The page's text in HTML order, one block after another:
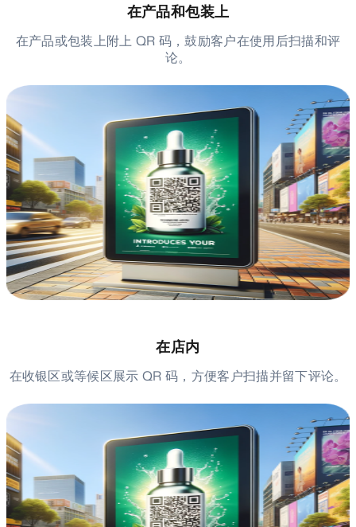
在产品和包装上
在产品或包装上附上 QR 码，鼓励客户在使用后扫描和评
论。
在店内
在收银区或等候区展示 QR 码，方便客户扫描并留下评论。